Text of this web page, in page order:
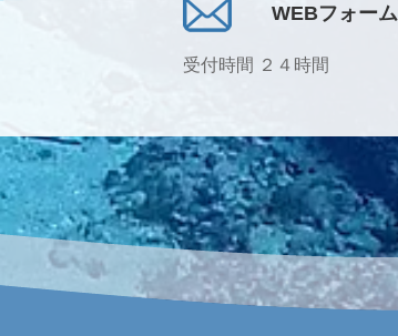
WEBフォーム
受付時間 ２４時間